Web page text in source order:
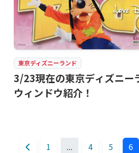
東京ディズニーランド
3/23現在の東京ディズニー
ウィンドウ紹介！
1 ... 4 5 6